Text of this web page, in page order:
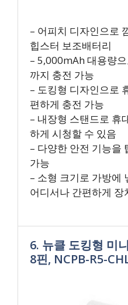
– 어피치 디자인으로
힙스터 보조배터리
– 5,000mAh 대용량
까지 충전 가능
– 도킹형 디자인으로
편하게 충전 가능
– 내장형 스탠드로 휴
하게 시청할 수 있음
– 다양한 안전 기능을
가능
– 소형 크기로 가방에
어디서나 간편하게 장
6. 뉴클 도킹형 미
8핀, NCPB-R5-